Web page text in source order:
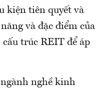
kiện tiên quyết và
và đặc điểm của
trúc REIT để áp
nghề kinh